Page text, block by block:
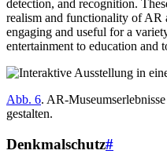
detection, and recognition.
realism and functionality of AR
engaging and useful for a
entertainment to education and
Abb. 6. AR-
gestalten.
Denkmalschutz#